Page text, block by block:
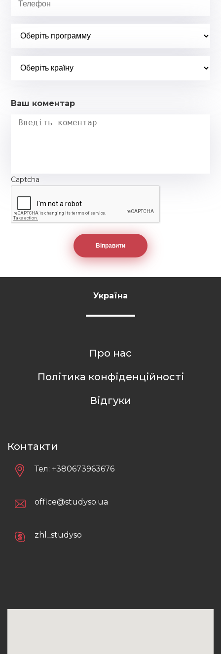
Ваш коментар
Captcha
Україна
Про нас
Політика конфіденційності
Відгуки
Контакти
Тел: +380673963676
office@studyso.ua
zhl_studyso